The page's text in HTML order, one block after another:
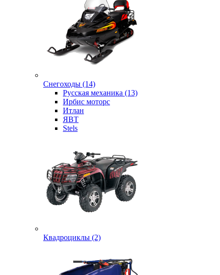
Снегоходы (14)
Русская механика (13)
Ирбис моторс
Итлан
ЯВТ
Stels
Квадроциклы (2)